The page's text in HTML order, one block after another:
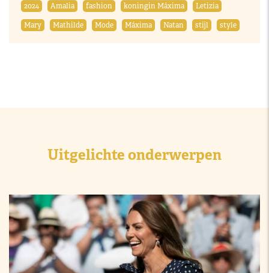
2024 Amalia fashion koningin Máxima
Letizia
Mary
Mathilde Mode Máxima Natan stijl style
Uitgelichte onderwerpen